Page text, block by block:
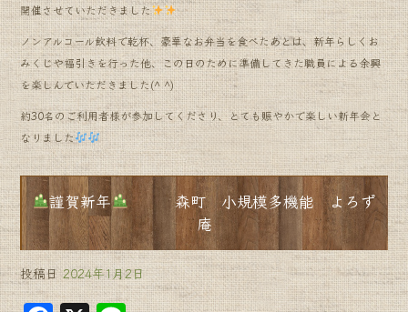
開催させていただきました
ノンアルコール飲料で乾杯、豪華なお弁当を食べたあとは、新年らしくお
みくじや福引きを行った他、この日のために準備してきた職員による余興
を楽しんでいただきました(^ ^)
約30名のご利用者様が参加してくださり、とても賑やかで楽しい新年会と
なりました
謹賀新年
森町 小規模多機能 よろず
庵
投稿日 2024年1月2日